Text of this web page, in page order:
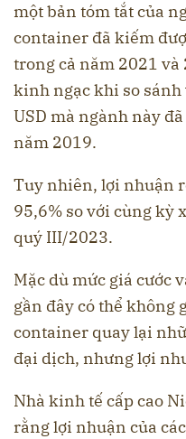
một bản tóm tắt của
container đã kiếm
trong cả năm 2021 và
kinh ngạc khi so
USD mà ngành này
năm 2019.
Tuy nhiên, lợi nhuận
95,6% so với cùng kỳ
quý III/2023.
Mặc dù mức giá cước
gần đây có thể không
container quay lại
đại dịch, nhưng lợi
Nhà kinh tế cấp cao
rằng lợi nhuận của